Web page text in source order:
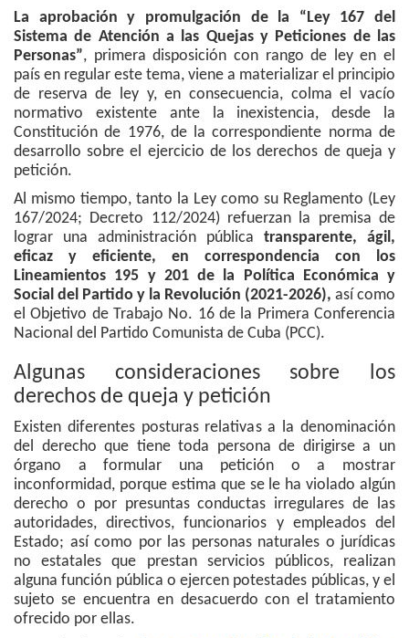
La aprobación y promulgación de la “Ley 167 del
Sistema de Atención a las Quejas y Peticiones de las
Personas”, primera disposición con rango de ley en el
país en regular este tema, viene a materializar el principio
de reserva de ley y, en consecuencia, colma el vacío
normativo existente ante la inexistencia, desde la
Constitución de 1976, de la correspondiente norma de
desarrollo sobre el ejercicio de los derechos de queja y
petición.
Al mismo tiempo, tanto la Ley como su Reglamento (Ley
167/2024; Decreto 112/2024) refuerzan la premisa de
lograr una administración pública transparente, ágil,
eficaz y eficiente, en correspondencia con los
Lineamientos 195 y 201 de la Política Económica y
Social del Partido y la Revolución (2021-2026), así como
el Objetivo de Trabajo No. 16 de la Primera Conferencia
Nacional del Partido Comunista de Cuba (PCC).
Algunas consideraciones sobre los
derechos de queja y petición
Existen diferentes posturas relativas a la denominación
del derecho que tiene toda persona de dirigirse a un
órgano a formular una petición o a mostrar
inconformidad, porque estima que se le ha violado algún
derecho o por presuntas conductas irregulares de las
autoridades, directivos, funcionarios y empleados del
Estado; así como por las personas naturales o jurídicas
no estatales que prestan servicios públicos, realizan
alguna función pública o ejercen potestades públicas, y el
sujeto se encuentra en desacuerdo con el tratamiento
ofrecido por ellas.